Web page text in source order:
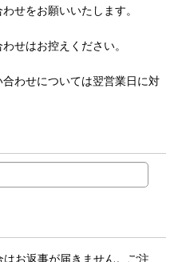
せをお願いいたします。
せはお控えください。
わせについては翌営業日に対
お返事が届きません。ご注